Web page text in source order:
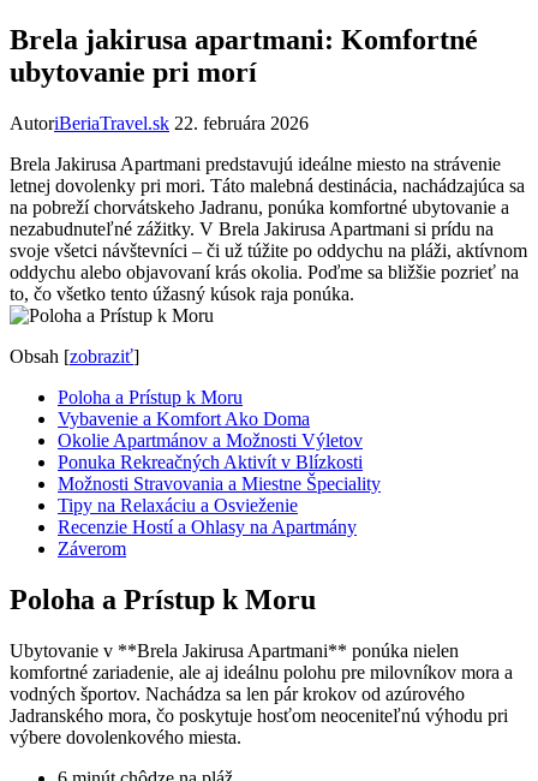
Brela jakirusa apartmani: Komfortné
ubytovanie pri morí
AutoriBeriaTravel.sk 22. februára 2026
Brela Jakirusa Apartmani predstavujú ideálne miesto na strávenie
letnej dovolenky pri mori. Táto malebná destinácia, nachádzajúca sa
na pobreží chorvátskeho Jadranu, ponúka komfortné ubytovanie a
nezabudnuteľné zážitky. V Brela Jakirusa Apartmani si prídu na
svoje všetci návštevníci – či už túžite po oddychu na pláži, aktívnom
oddychu alebo objavovaní krás okolia. Poďme sa bližšie pozrieť na
to, čo všetko tento úžasný kúsok raja ponúka.
Obsah [zobraziť]
Poloha a Prístup k Moru
Vybavenie a Komfort Ako Doma
Okolie Apartmánov a Možnosti Výletov
Ponuka Rekreačných Aktivít v Blízkosti
Možnosti Stravovania a Miestne Špeciality
Tipy na Relaxáciu a Osvieženie
Recenzie Hostí a Ohlasy na Apartmány
Záverom
Poloha a Prístup k Moru
Ubytovanie v **Brela Jakirusa Apartmani** ponúka nielen
komfortné zariadenie, ale aj ideálnu polohu pre milovníkov mora a
vodných športov. Nachádza sa len pár krokov od azúrového
Jadranského mora, čo poskytuje hosťom neoceniteľnú výhodu pri
výbere dovolenkového miesta.